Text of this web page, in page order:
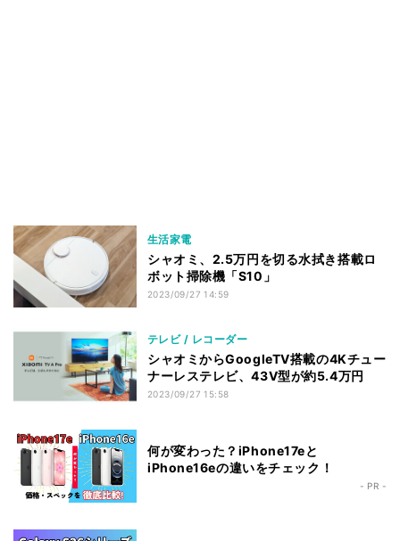
生活家電
シャオミ、2.5万円を切る水拭き搭載ロ
ボット掃除機「S10」
2023/09/27 14:59
テレビ / レコーダー
シャオミからGoogleTV搭載の4Kチュー
ナーレステレビ、43V型が約5.4万円
2023/09/27 15:58
何が変わった？iPhone17eと
iPhone16eの違いをチェック！
- PR -